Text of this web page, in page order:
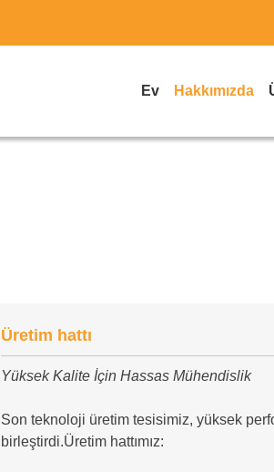
Ev Hakkımızda
Üretim hattı
Yüksek Kalite İçin Hassas Mühendislik
Son teknoloji üretim tesisimiz, yüksek
birleştirdi.Üretim hattımız: